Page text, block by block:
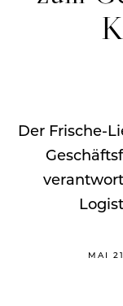
Der Frische-
MAI